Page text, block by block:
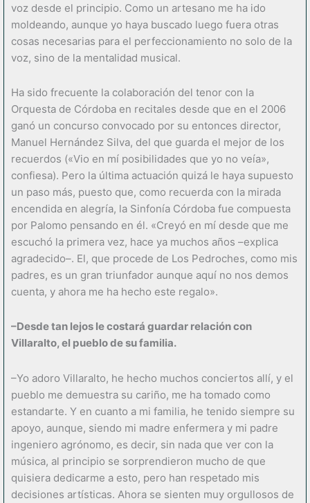
voz desde el principio. Como un artesano me ha ido
moldeando, aunque yo haya buscado luego fuera otras
cosas necesarias para el perfeccionamiento no solo de la
voz, sino de la mentalidad musical.
Ha sido frecuente la colaboración del tenor con la
Orquesta de Córdoba en recitales desde que en el 2006
ganó un concurso convocado por su entonces director,
Manuel Hernández Silva, del que guarda el mejor de los
recuerdos («Vio en mí posibilidades que yo no veía»,
confiesa). Pero la última actuación quizá le haya supuesto
un paso más, puesto que, como recuerda con la mirada
encendida en alegría, la Sinfonía Córdoba fue compuesta
por Palomo pensando en él. «Creyó en mí desde que me
escuchó la primera vez, hace ya muchos años –explica
agradecido–. El, que procede de Los Pedroches, como mis
padres, es un gran triunfador aunque aquí no nos demos
cuenta, y ahora me ha hecho este regalo».
–Desde tan lejos le costará guardar relación con
Villaralto, el pueblo de su familia.
–Yo adoro Villaralto, he hecho muchos conciertos allí, y el
pueblo me demuestra su cariño, me ha tomado como
estandarte. Y en cuanto a mi familia, he tenido siempre su
apoyo, aunque, siendo mi madre enfermera y mi padre
ingeniero agrónomo, es decir, sin nada que ver con la
música, al principio se sorprendieron mucho de que
quisiera dedicarme a esto, pero han respetado mis
decisiones artísticas. Ahora se sienten muy orgullosos de